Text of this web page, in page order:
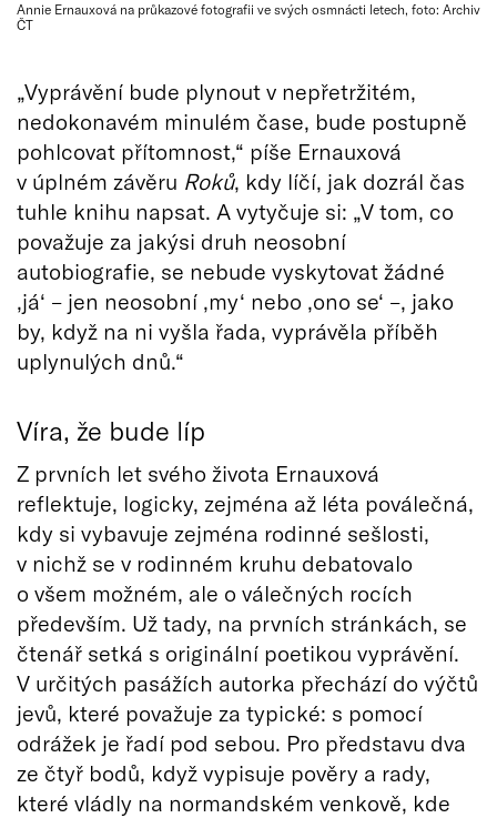
Annie Ernauxová na průkazové fotografii ve svých osmnácti letech, foto: Archiv
ČT
„Vyprávění bude plynout v nepřetržitém,
nedokonavém minulém čase, bude postupně
pohlcovat přítomnost,“ píše Ernauxová
v úplném závěru Roků, kdy líčí, jak dozrál čas
tuhle knihu napsat. A vytyčuje si: „V tom, co
považuje za jakýsi druh neosobní
autobiografie, se nebude vyskytovat žádné
‚já‘ – jen neosobní ‚my‘ nebo ‚ono se‘ –, jako
by, když na ni vyšla řada, vyprávěla příběh
uplynulých dnů.“
Víra, že bude líp
Z prvních let svého života Ernauxová
reflektuje, logicky, zejména až léta poválečná,
kdy si vybavuje zejména rodinné sešlosti,
v nichž se v rodinném kruhu debatovalo
o všem možném, ale o válečných rocích
především. Už tady, na prvních stránkách, se
čtenář setká s originální poetikou vyprávění.
V určitých pasážích autorka přechází do výčtů
jevů, které považuje za typické: s pomocí
odrážek je řadí pod sebou. Pro představu dva
ze čtyř bodů, když vypisuje pověry a rady,
které vládly na normandském venkově, kde